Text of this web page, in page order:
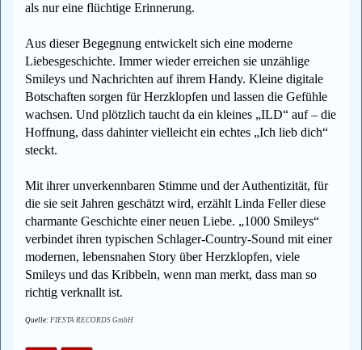
als nur eine flüchtige Erinnerung.
Aus dieser Begegnung entwickelt sich eine moderne
Liebesgeschichte. Immer wieder erreichen sie unzählige
Smileys und Nachrichten auf ihrem Handy. Kleine digitale
Botschaften sorgen für Herzklopfen und lassen die Gefühle
wachsen. Und plötzlich taucht da ein kleines „ILD“ auf – die
Hoffnung, dass dahinter vielleicht ein echtes „Ich lieb dich“
steckt.
Mit ihrer unverkennbaren Stimme und der Authentizität, für
die sie seit Jahren geschätzt wird, erzählt Linda Feller diese
charmante Geschichte einer neuen Liebe. „1000 Smileys“
verbindet ihren typischen Schlager-Country-Sound mit einer
modernen, lebensnahen Story über Herzklopfen, viele
Smileys und das Kribbeln, wenn man merkt, dass man so
richtig verknallt ist.
Quelle: FIESTA RECORDS GmbH